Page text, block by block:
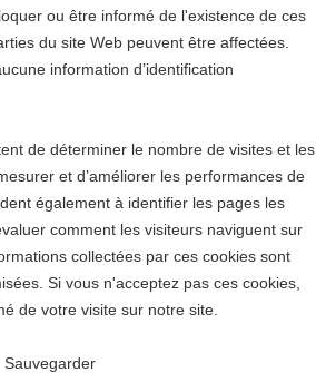
ou être informé de l'existence de ces
du site Web peuvent être affectées.
information d’identification
de déterminer le nombre de visites et les
et d’améliorer les performances de
également à identifier les pages les
comment les visiteurs naviguent sur
collectées par ces cookies sont
Si vous n'acceptez pas ces cookies,
de votre visite sur notre site.
Sauvegarder